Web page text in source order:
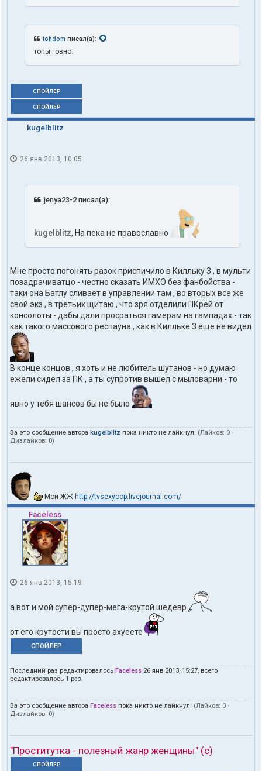
tohdom писал(а):
топы говно.
СПОЙЛЕР
СПОЙЛЕР
kugelblitz
26 янв 2013, 10:05
jenya23-2 писал(а):
kugelblitz, На пека не православно
Мне просто погонять разок приспичило в Килльку 3 , в мульти
позадрачиватцо - честно сказать ИМХО без фанбойства -
таки она Батлу сливает в управлении там , во вторых все же
свой экз , в третьих щитаю , что зря отделили ПКрей от
консолоты - дабы дали просраться гамерам на гампадах - так
как такого массового респауна , как в Килльке 3 еще не видел
В конце концов , я хоть и не любитель шутанов - но думаю
ежели сидел за ПК , а ты супротив вышел с мыловарни - то
явно у тебя шансов бы не было
За это сообщение автора kugelblitz пока никто не лайкнул. (Лайков: 0 ·
Дизлайков: 0)
Мой ЖЖ http://tvsexycop.livejournal.com/
Faceless
26 янв 2013, 15:19
а вот и мой супер-дупер-мега-крутой шедевр
от его крутости вы просто ахуеете
СПОЙЛЕР
Последний раз редактировалось Faceless 26 янв 2013, 15:27, всего
редактировалось 1 раз.
За это сообщение автора Faceless пока никто не лайкнул. (Лайков: 0 ·
Дизлайков: 0)
"Проститутка - полезный жанр женщины" (с)
СПОЙЛЕР